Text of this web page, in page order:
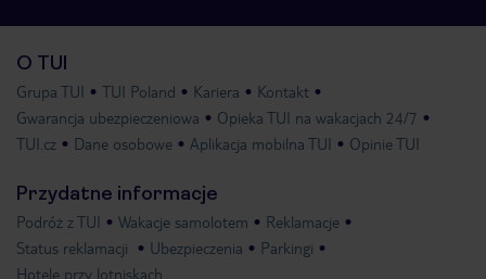
O TUI
Grupa TUI TUI Poland Kariera
Kontakt
Gwarancja ubezpieczeniowa
Opieka TUI na wakacjach 24/7
TUI.cz
Dane osobowe Aplikacja mobilna TUI Opinie TUI
Przydatne informacje
Podróż z TUI Wakacje samolotem
Reklamacje
Status reklamacji
Ubezpieczenia
Parkingi
Hotele przy lotniskach